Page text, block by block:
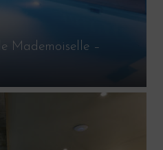
Mademoiselle –